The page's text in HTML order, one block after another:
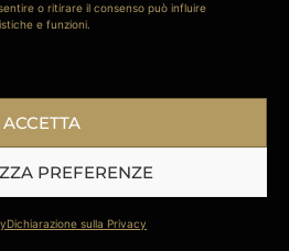
o ritirare il consenso può influire
e funzioni.
ACCETTA
PREFERENZE
Dichiarazione sulla Privacy